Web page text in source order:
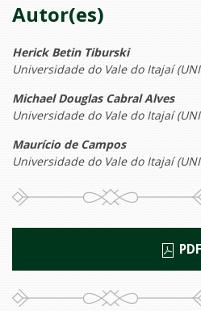
Autor(es)
Herick Betin Tiburski
Universidade do Vale do Itajaí
Michael Douglas Cabral Alves
Universidade do Vale do Itajaí
Maurício de Campos
Universidade do Vale do Itajaí
PDF